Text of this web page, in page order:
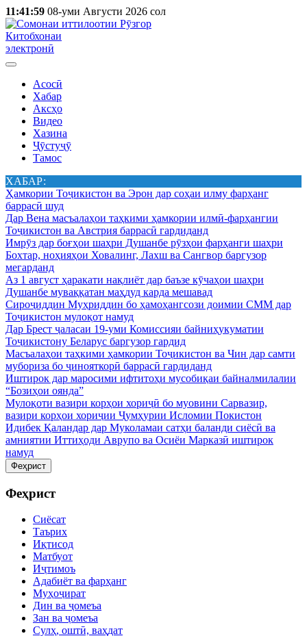
11:41:59 08-уми Августи 2026 сол
Китобхонаи
электронӣ
Асосӣ
Хабар
Аксҳо
Видео
Хазина
Ҷӯстуҷӯ
Тамос
ХАБАР:
Ҳамкории Тоҷикистон ва Эрон дар соҳаи илму фарҳанг
баррасӣ шуд
Дар Вена масъалаҳои таҳкими ҳамкории илмӣ-фарҳангии
Тоҷикистон ва Австрия баррасӣ гардиданд
Имрӯз дар боғҳои шаҳри Душанбе рӯзҳои фарҳанги шаҳри
Бохтар, ноҳияҳои Ховалинг, Лахш ва Сангвор баргузор
мегарданд
Аз 1 август ҳаракати нақлиёт дар баъзе кӯчаҳои шаҳри
Душанбе муваққатан маҳдуд карда мешавад
Сироҷиддин Муҳриддин бо ҳамоҳангсози доимии СММ дар
Тоҷикистон мулоқот намуд
Дар Брест ҷаласаи 19-уми Комиссияи байниҳукуматии
Тоҷикистону Беларус баргузор гардид
Масъалаҳои таҳкими ҳамкории Тоҷикистон ва Чин дар самти
мубориза бо ҷинояткорӣ баррасӣ гардиданд
Иштирок дар маросими ифтитоҳи мусобиқаи байналмилалии
“Бозиҳои оянда”
Мулоқоти вазири корҳои хориҷӣ бо муовини Сарвазир,
вазири корҳои хориҷии Ҷумҳурии Исломии Покистон
Идибек Қаландар дар Муколамаи сатҳи баланди сиёсӣ ва
амниятии Иттиҳоди Аврупо ва Осиёи Марказӣ иштирок
намуд
Феҳрист
Феҳрист
Сиёсат
Таърих
Иқтисод
Матбуот
Иҷтимоъ
Адабиёт ва фарҳанг
Муҳоҷират
Дин ва ҷомеъа
Зан ва ҷомеъа
Сулҳ, оштӣ, ваҳдат